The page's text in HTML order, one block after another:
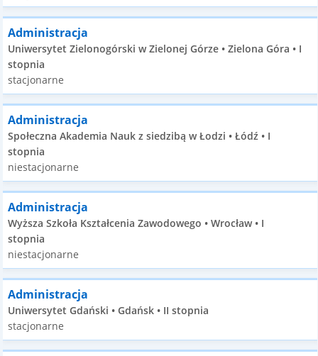
Administracja
Uniwersytet Zielonogórski w Zielonej Górze • Zielona Góra • I
stopnia
stacjonarne
Administracja
Społeczna Akademia Nauk z siedzibą w Łodzi • Łódź • I
stopnia
niestacjonarne
Administracja
Wyższa Szkoła Kształcenia Zawodowego • Wrocław • I
stopnia
niestacjonarne
Administracja
Uniwersytet Gdański • Gdańsk • II stopnia
stacjonarne